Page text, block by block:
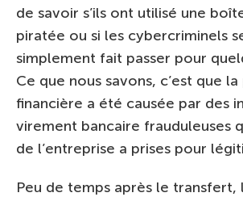
de savoir s’ils ont utilisé une
piratée ou si les cybercriminels
simplement fait passer pour
Ce que nous savons, c’est que
financière a été causée par des
virement bancaire frauduleuses
de l’entreprise a prises pour
Peu de temps après le transfert,